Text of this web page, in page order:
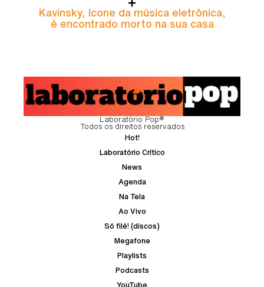
Kavinsky, ícone da música eletrônica,
é encontrado morto na sua casa
Laboratório Pop®
Todos os direitos reservados
Hot!
Laboratório Crítico
News
Agenda
Na Tela
Ao Vivo
Só filé! (discos)
Megafone
Playlists
Podcasts
YouTube